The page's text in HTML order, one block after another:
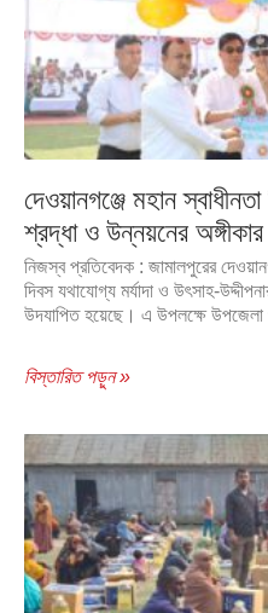
দেওয়ানগঞ্জে মহান
শ্রদ্ধা ও উন্নয়নের অঙ্গীকার
নিজস্ব প্রতিবেদক : জামালপুরের
দিবস যথাযোগ্য মর্যাদা ও উৎসাহ-
উদযাপিত হয়েছে। এ উপলক্ষে উপজেলা
বিস্তারিত পড়ুন »